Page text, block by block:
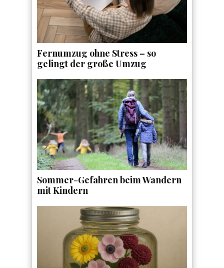
Fernumzug ohne Stress – so
gelingt der große Umzug
Sommer-Gefahren beim Wandern
mit Kindern